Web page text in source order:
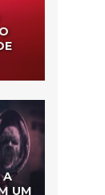
A
UM